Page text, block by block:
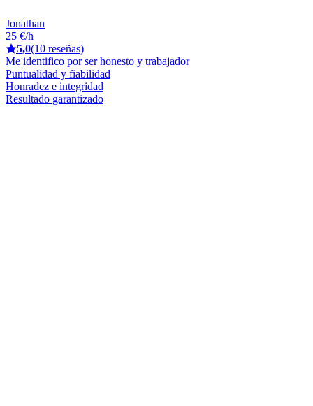
Jonathan
25 €/h
5,0(10 reseñas)
Me identifico por ser honesto y trabajador
Puntualidad y fiabilidad
Honradez e integridad
Resultado garantizado